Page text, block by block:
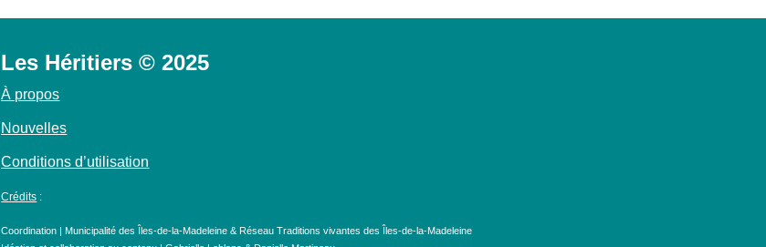
Les Héritiers © 2025
À propos
Nouvelles
Conditions d’utilisation
Crédits :
Coordination | Municipalité des Îles-de-la-Madeleine & Réseau Traditions vivantes des Îles-de-la-Madeleine